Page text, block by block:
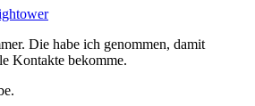
Die habe ich genommen, damit
Kontakte bekomme.